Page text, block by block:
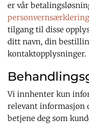
er vår
tilgang til disse
ditt navn, din
kontaktopplysninger.
Vi innhenter kun
relevant informasjon
betjene deg som